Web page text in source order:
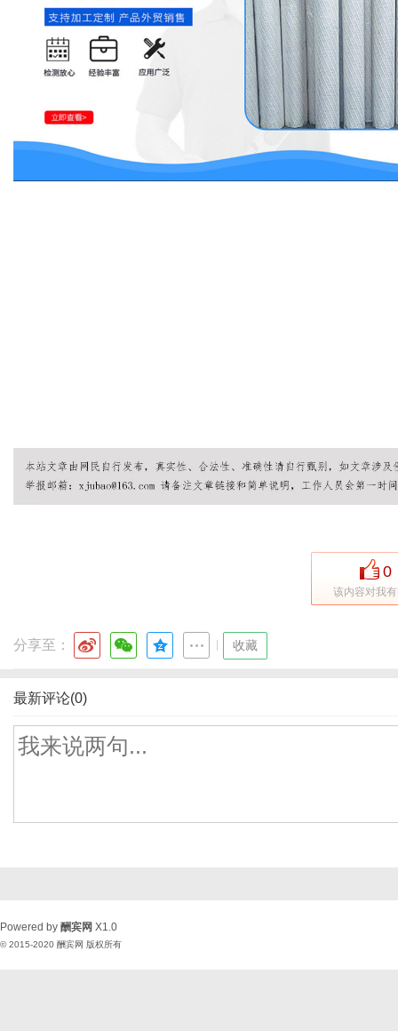
0
该内容对我
分享至： 收藏
最新评论(0)
Powered by 酬宾网 X1.0
© 2015-2020 酬宾网 版权所有